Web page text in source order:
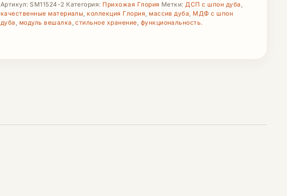
Артикул: SM11524-2 Категория: Прихожая Глория Метки:ДСП с шпон дуба ,
качественные материалы, коллекция Глория, массив дуба, МДФ с шпон
дуба , модуль вешалка ,стильное хранение, функциональность.